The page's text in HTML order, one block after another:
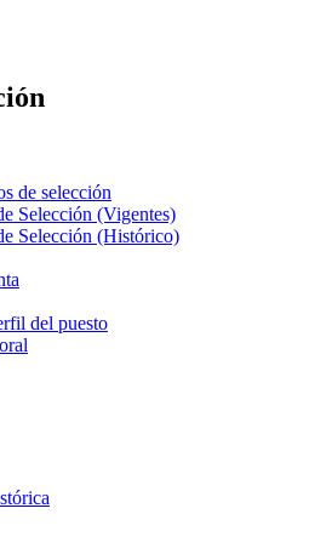
de selección
Selección (Vigentes)
Selección (Histórico)
del puesto